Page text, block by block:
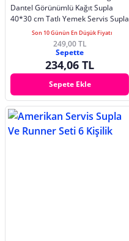
Dantel Görünümlü Kağıt Supla
40*30 cm Tatlı Yemek Servis Supla
Son 10 Günün En Düşük Fiyatı
249,00 TL
Sepette
234,06 TL
Sepete Ekle